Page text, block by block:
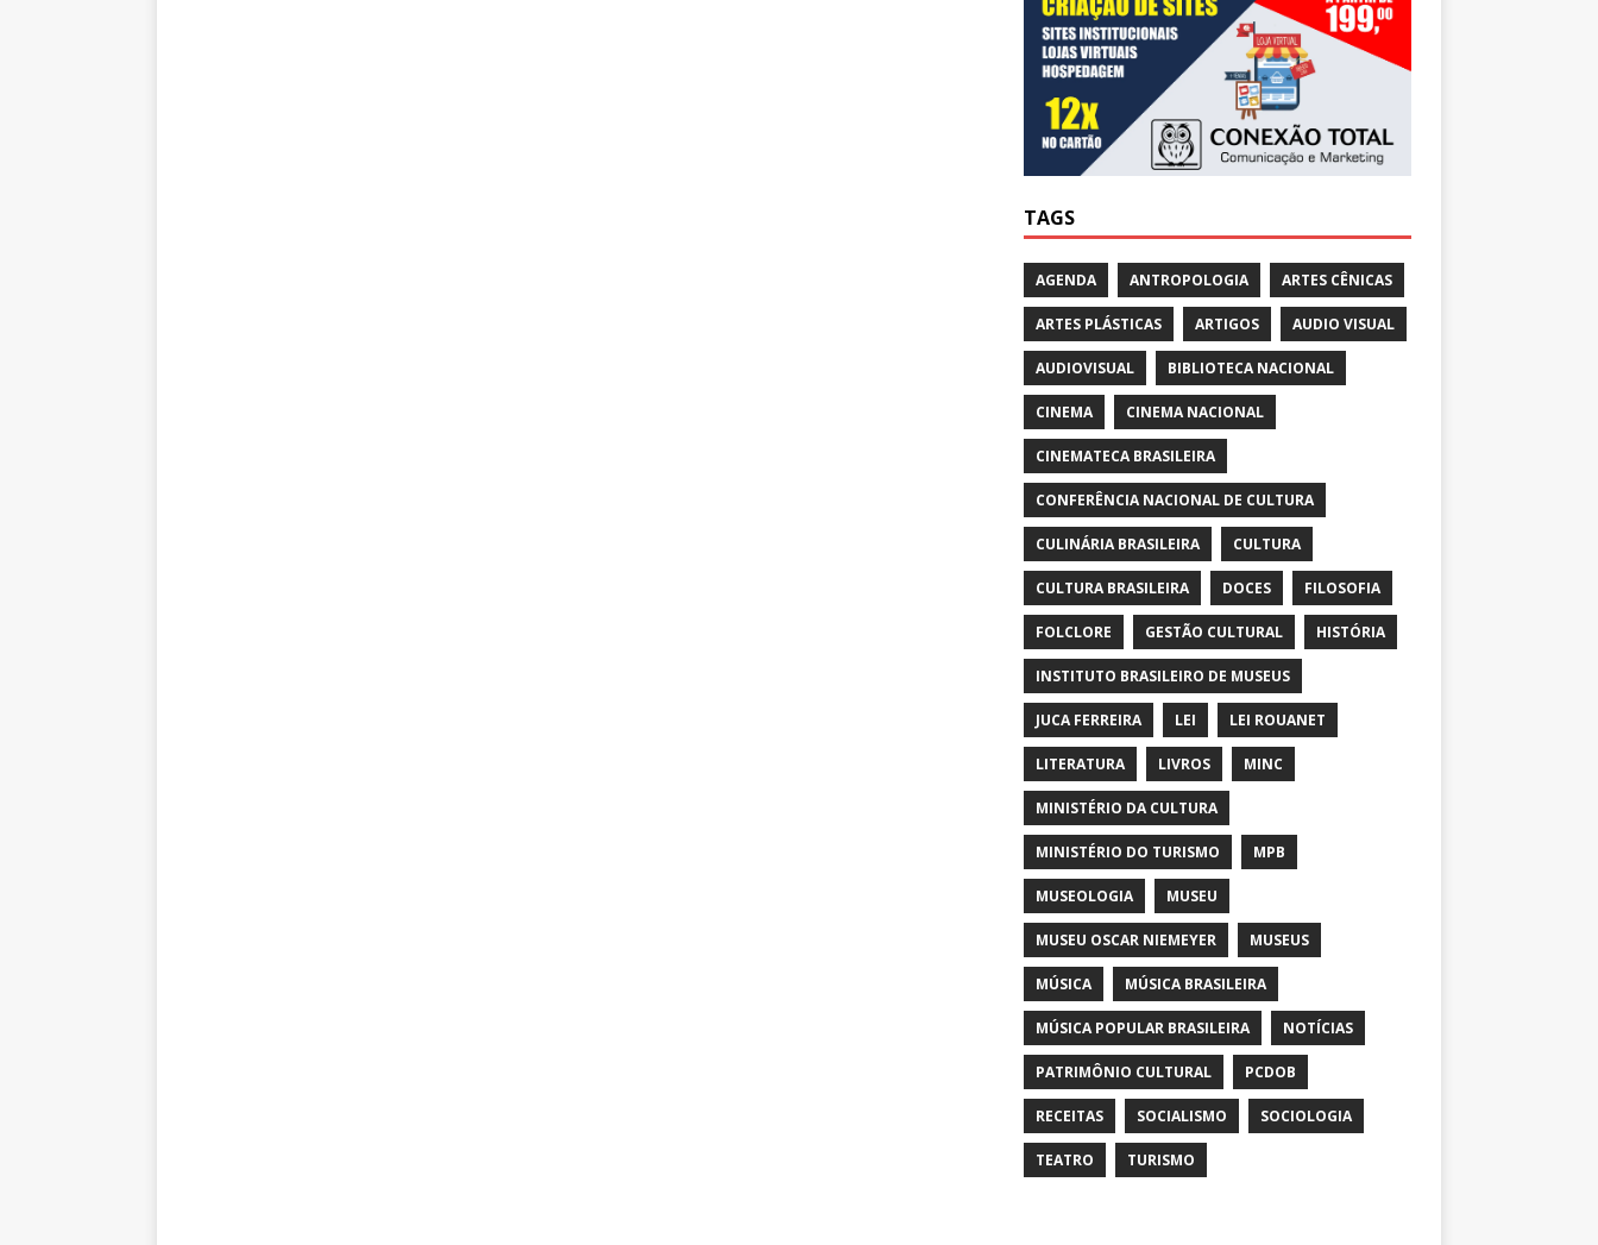
TAGS
AGENDA ANTROPOLOGIA ARTES CÊNICAS
ARTES PLÁSTICAS ARTIGOS AUDIO VISUAL
AUDIOVISUAL BIBLIOTECA NACIONAL
CINEMA CINEMA NACIONAL
CINEMATECA BRASILEIRA
CONFERÊNCIA NACIONAL DE CULTURA
CULINÁRIA BRASILEIRA CULTURA
CULTURA BRASILEIRA DOCES FILOSOFIA
FOLCLORE GESTÃO CULTURAL HISTÓRIA
INSTITUTO BRASILEIRO DE MUSEUS
JUCA FERREIRA LEI LEI ROUANET
LITERATURA LIVROS MINC
MINISTÉRIO DA CULTURA
MINISTÉRIO DO TURISMO MPB
MUSEOLOGIA MUSEU
MUSEU OSCAR NIEMEYER MUSEUS
MÚSICA MÚSICA BRASILEIRA
MÚSICA POPULAR BRASILEIRA NOTÍCIAS
PATRIMÔNIO CULTURAL PCDOB
RECEITAS SOCIALISMO SOCIOLOGIA
TEATRO TURISMO